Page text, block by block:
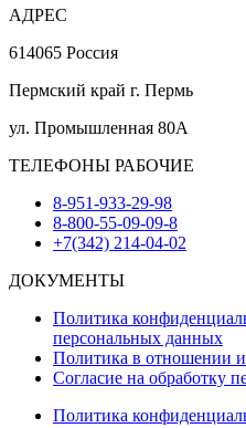
АДРЕС
614065 Россия
Пермский край г. Пермь
ул. Промышленная 80А
ТЕЛЕФОНЫ РАБОЧИЕ
8-951-933-29-98
8-800-55-09-09-8
+7(342) 214-04-02
ДОКУМЕНТЫ
Политика
персональных данных
Политика в отношении
Согласие на обработку
Политика